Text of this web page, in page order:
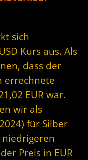
sich
Kurs aus. Als
dass der
errechnete
EUR war.
wir als
für Silber
niedrigeren
Preis in EUR